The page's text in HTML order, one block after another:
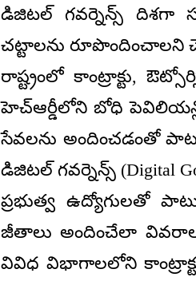
డిజిటల్ గవర్నెన్స్ దిశగా
చట్టాలను రూపొందించాలని
రాష్ట్రంలో కాంట్రాక్టు,
హెచ్ఆర్డీలోని బోధి
సేవలను అందించడంతో
డిజిటల్ గవర్నెన్స్ (Digital
ప్రభుత్వ ఉద్యోగులతో
జీతాలు అందించేలా
వివిధ విభాగాలలోని